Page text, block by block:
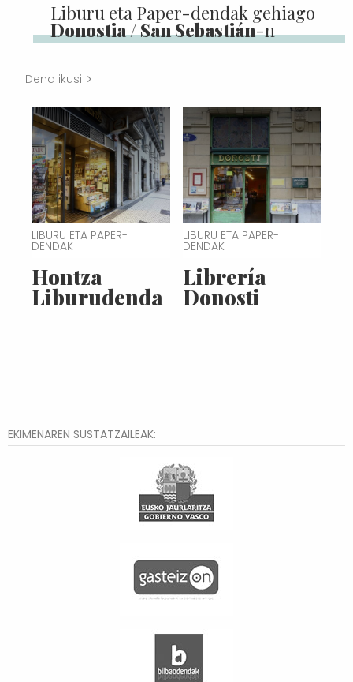
Liburu eta Paper-dendak gehiago
Donostia / San Sebastián-n
Dena ikusi
LIBURU ETA PAPER-
DENDAK
Hontza
Liburudenda
LIBURU ETA PAPER-
DENDAK
Librería
Donosti
EKIMENAREN SUSTATZAILEAK: